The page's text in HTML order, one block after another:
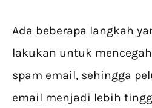
Ada beberapa langkah
lakukan untuk
spam email, sehingga
email menjadi lebih